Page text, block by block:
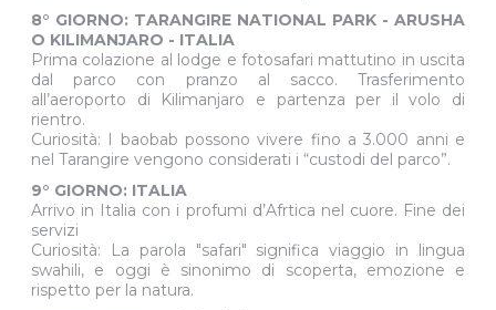
8° GIORNO: TARANGIRE NATIONAL PARK - ARUSHA
O KILIMANJARO - ITALIA
Prima colazione al lodge e fotosafari mattutino in uscita
dal parco con pranzo al sacco. Trasferimento
all’aeroporto di Kilimanjaro e partenza per il volo di
rientro.
Curiosità: I baobab possono vivere fino a 3.000 anni e
nel Tarangire vengono considerati i “custodi del parco”.
9° GIORNO: ITALIA
Arrivo in Italia con i profumi d’Afrtica nel cuore. Fine dei
servizi
Curiosità: La parola "safari" significa viaggio in lingua
swahili, e oggi è sinonimo di scoperta, emozione e
rispetto per la natura.